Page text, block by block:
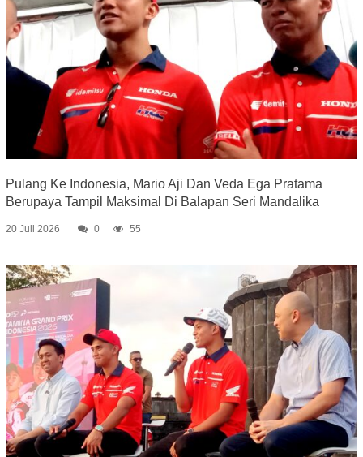
Pulang Ke Indonesia, Mario Aji Dan Veda Ega Pratama
Berupaya Tampil Maksimal Di Balapan Seri Mandalika
20 Juli 2026 0 55